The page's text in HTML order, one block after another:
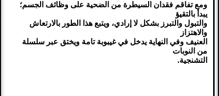
ومع تفاقم فقدان السيطرة من الضحية على وظائف الجسم؛
يبدأ بالتقيؤ
والتبول والتبرز بشكل لا إرادي، ويتبع هذا الطور بالارتعاش
والاهتزاز
العنيف وفي النهاية يدخل في غيبوبة تامة ويختق عبر سلسلة
من النوبات
التشنجية.